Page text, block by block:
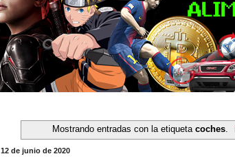
Mostrando entradas con la etiqueta coches.
12 de junio de 2020